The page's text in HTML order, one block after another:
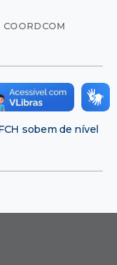
ofertadas na
sobem de nível